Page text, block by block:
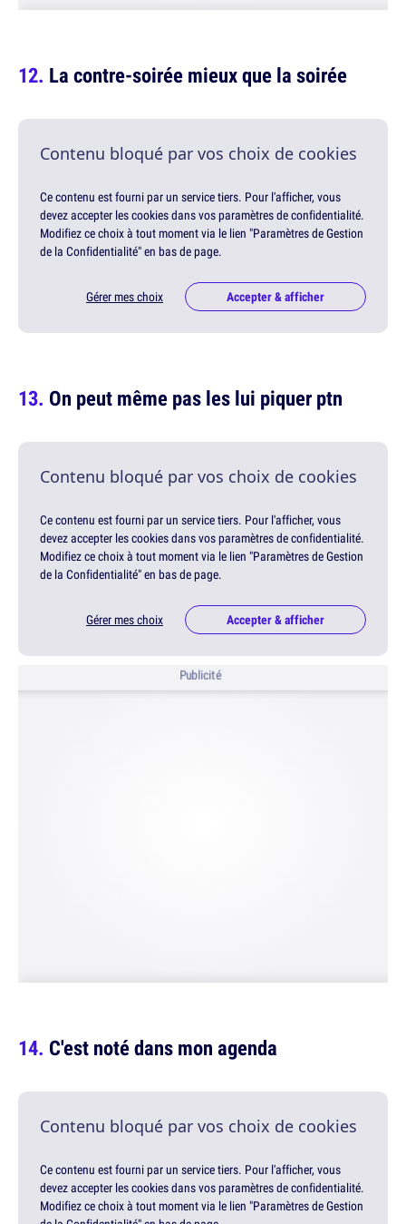
La contre-soirée mieux que la soirée
Contenu bloqué par vos choix de cookies
Ce contenu est fourni par un service tiers. Pour l'afficher, vous
devez accepter les cookies dans vos paramètres de confidentialité.
Modifiez ce choix à tout moment via le lien "Paramètres de Gestion
de la Confidentialité" en bas de page.
Gérer mes choix Accepter & afficher
On peut même pas les lui piquer ptn
Contenu bloqué par vos choix de cookies
Ce contenu est fourni par un service tiers. Pour l'afficher, vous
devez accepter les cookies dans vos paramètres de confidentialité.
Modifiez ce choix à tout moment via le lien "Paramètres de Gestion
de la Confidentialité" en bas de page.
Gérer mes choix Accepter & afficher
Publicité
C'est noté dans mon agenda
Contenu bloqué par vos choix de cookies
Ce contenu est fourni par un service tiers. Pour l'afficher, vous
devez accepter les cookies dans vos paramètres de confidentialité.
Modifiez ce choix à tout moment via le lien "Paramètres de Gestion